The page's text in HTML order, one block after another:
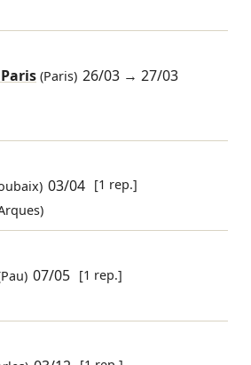
(Paris) 26/03 →27/03
03/04 [1 rep.]
07/05 [1 rep.]